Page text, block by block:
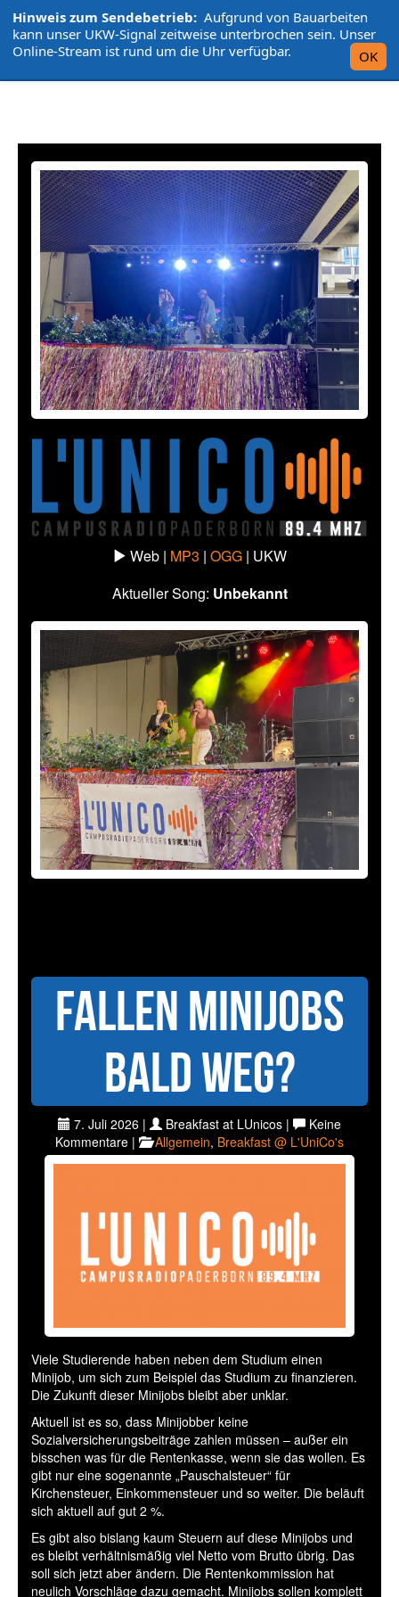
Hinweis zum Sendebetrieb: Aufgrund von Bauarbeiten
kann unser UKW-Signal zeitweise unterbrochen sein. Unser
Online-Stream ist rund um die Uhr verfügbar.
OK
L'UniCo
Web | MP3 | OGG | UKW
Aktueller Song: Unbekannt
Fallen Minijobs
bald weg?
7. Juli 2026 | Breakfast at LUnicos |
Keine
Kommentare |
Allgemein, Breakfast @ L'UniCo's
Viele Studierende haben neben dem Studium einen
Minijob, um sich zum Beispiel das Studium zu finanzieren.
Die Zukunft dieser Minijobs bleibt aber unklar.
Aktuell ist es so, dass Minijobber keine
Sozialversicherungsbeiträge zahlen müssen – außer ein
bisschen was für die Rentenkasse, wenn sie das wollen. Es
gibt nur eine sogenannte „Pauschalsteuer“ für
Kirchensteuer, Einkommensteuer und so weiter. Die beläuft
sich aktuell auf gut 2 %.
Es gibt also bislang kaum Steuern auf diese Minijobs und
es bleibt verhältnismäßig viel Netto vom Brutto übrig. Das
soll sich jetzt aber ändern. Die Rentenkommission hat
neulich Vorschläge dazu gemacht. Minijobs sollen komplett